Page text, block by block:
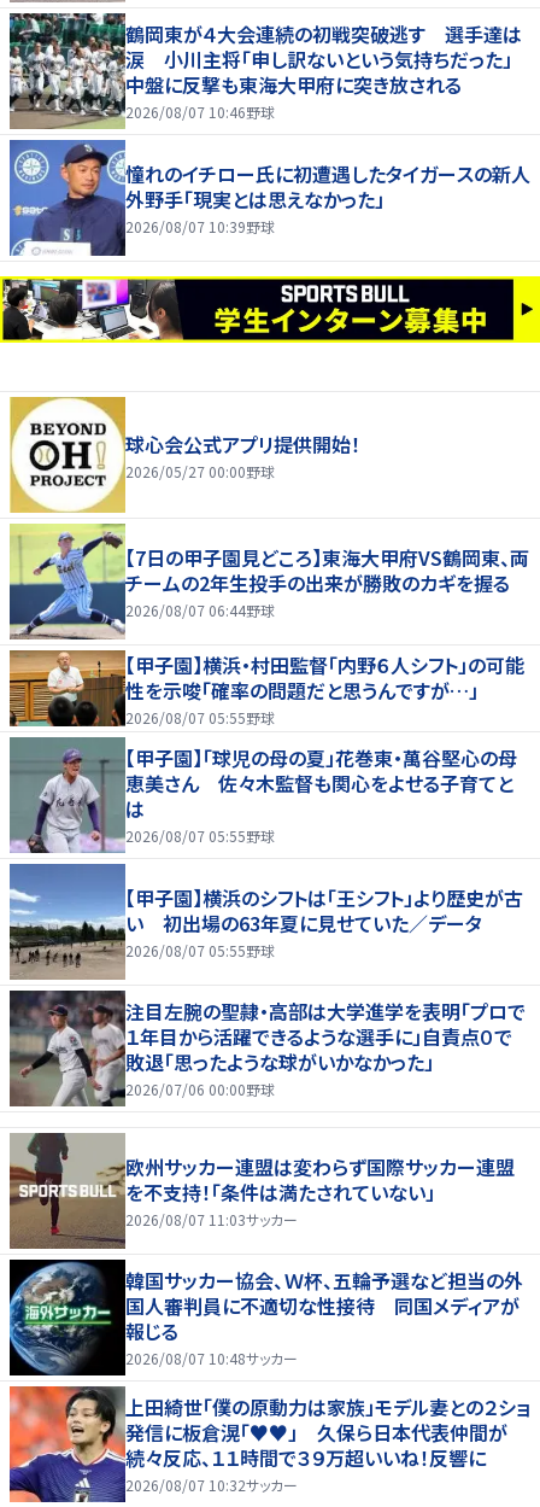
鶴岡東が４大会連続の初戦突破逃す 選手達は
涙 小川主将「申し訳ないという気持ちだった」
中盤に反撃も東海大甲府に突き放される
2026/08/07 10:46野球
憧れのイチロー氏に初遭遇したタイガースの新人
外野手「現実とは思えなかった」
2026/08/07 10:39野球
球心会公式アプリ提供開始！
2026/05/27 00:00野球
【7日の甲子園見どころ】東海大甲府VS鶴岡東、両
チームの2年生投手の出来が勝敗のカギを握る
2026/08/07 06:44野球
【甲子園】横浜・村田監督「内野６人シフト」の可能
性を示唆「確率の問題だと思うんですが…」
2026/08/07 05:55野球
【甲子園】「球児の母の夏」花巻東・萬谷堅心の母
恵美さん 佐々木監督も関心をよせる子育てと
は
2026/08/07 05:55野球
【甲子園】横浜のシフトは「王シフト」より歴史が古
い 初出場の63年夏に見せていた／データ
2026/08/07 05:55野球
注目左腕の聖隷・高部は大学進学を表明「プロで
１年目から活躍できるような選手に」自責点０で
敗退「思ったような球がいかなかった」
2026/07/06 00:00野球
欧州サッカー連盟は変わらず国際サッカー連盟
を不支持！「条件は満たされていない」
2026/08/07 11:03サッカー
韓国サッカー協会、Ｗ杯、五輪予選など担当の外
国人審判員に不適切な性接待 同国メディアが
報じる
2026/08/07 10:48サッカー
上田綺世「僕の原動力は家族」モデル妻との２ショ
発信に板倉滉「♥♥」 久保ら日本代表仲間が
続々反応、１１時間で３９万超いいね！反響に
2026/08/07 10:32サッカー